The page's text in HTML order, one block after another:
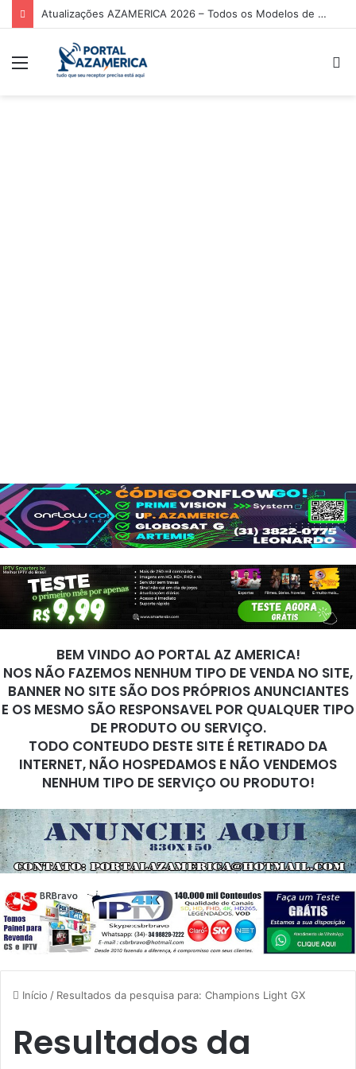
Atualizações AZAMERICA 2026 – Todos os Modelos de Receptores AZAMERICA
BEM VINDO AO PORTAL AZ AMERICA!
NOS NÃO FAZEMOS NENHUM TIPO DE VENDA NO SITE,
BANNER NO SITE SÃO DOS PRÓPRIOS ANUNCIANTES
E OS MESMO SÃO RESPONSAVEL POR QUALQUER TIPO
DE PRODUTO OU SERVIÇO.
TODO CONTEUDO DESTE SITE É RETIRADO DA
INTERNET, NÃO HOSPEDAMOS E NÃO VENDEMOS
NENHUM TIPO DE SERVIÇO OU PRODUTO!
Início / Resultados da pesquisa para: Champions Light GX
Resultados da